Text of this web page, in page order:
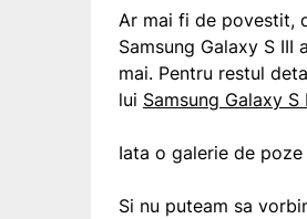
Ar mai fi de povestit,
Samsung Galaxy S
mai. Pentru restul
lui Samsung Galaxy S
Iata o galerie de
Si nu puteam sa